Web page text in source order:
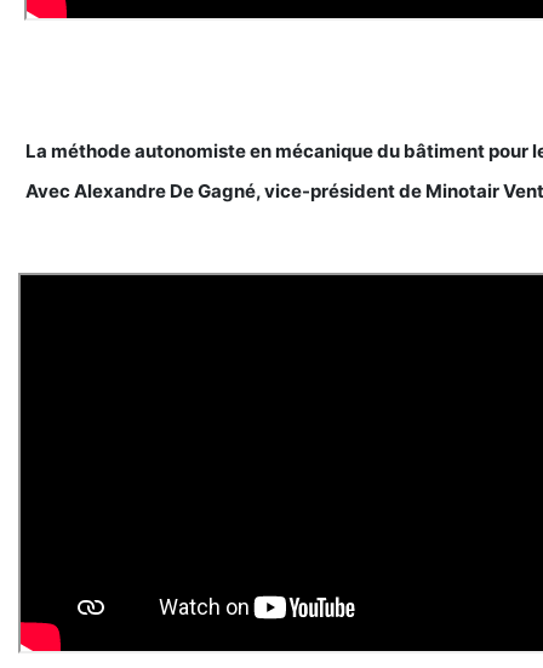
La méthode autonomiste en mécanique du bâtiment pour
Avec Alexandre De Gagné, vice-président de Minotair